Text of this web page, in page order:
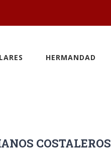
HERMANDAD
COSTALEROS